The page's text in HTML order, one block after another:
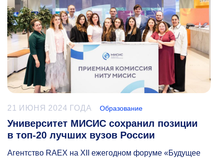
21 ИЮНЯ 2024 ГОДА Образование
Университет МИСИС сохранил позиции
в топ-20 лучших вузов России
Агентство RAEX на XII ежегодном форуме «Будущее